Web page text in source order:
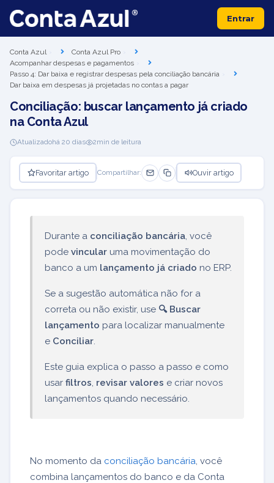
Entrar
Conta Azul
Conta Azul Pro
Acompanhar despesas e pagamentos
Passo 4: Dar baixa e registrar despesas pela conciliação bancária
Dar baixa em despesas já projetadas no contas a pagar
Conciliação: buscar lançamento já criado
na Conta Azul
Atualizadohá 20 dias 2min de leitura
Favoritar artigo Compartilhar: Ouvir artigo
Durante a conciliação bancária, você
pode vincular uma movimentação do
banco a um lançamento já criado no ERP.
Se a sugestão automática não for a
correta ou não existir, use 🔍 Buscar
lançamento para localizar manualmente
e Conciliar.
Este guia explica o passo a passo e como
usar filtros, revisar valores e criar novos
lançamentos quando necessário.
No momento da conciliação bancária , você
combina lançamentos do banco e da Conta